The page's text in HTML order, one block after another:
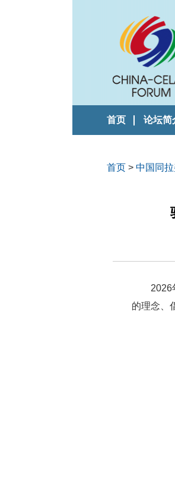
首页 论坛简
首页 > 中国同
2026
的理念、